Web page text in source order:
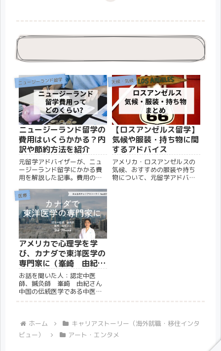
ニュージーランド留学
ニュージーランド留学の
費用はいくらかかる？内
訳や節約方法を紹介
元留学アドバイザーが、ニュ
ージーランド留学にかかる費
用を解説した記事。費用の相
現地の物価についても紹介し
ています。
天候・気候
【ロスアンゼルス留学】
気候や服装・持ち物に関
するアドバイス
アメリカ・ロスアンゼルスの
気候、おすすめの服装や持ち
物について、元留学アドバイ
医療
アメリカで心理学を学
び、カナダで東洋医学の
専門家に（峯崎 由紀さ
ん）
お話を聞いた人：認定中医
師、鍼灸師 峯崎 由紀さん
中国の伝統医学である中医学
地のメディアでもコラムを執
筆するなど、中医学と心理学
をベースにした深い知識で、
ホーム
キャリアストーリー（海外就職・移住インタ
ビュー）
アート・エンタメ